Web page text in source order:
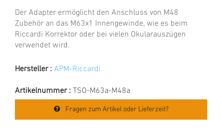
Der Adapter ermöglicht den Anschluss von M48
Zubehör an das M63x1 Innengewinde, wie es beim
Riccardi Korrektor oder bei vielen Okularauszügen
verwendet wird.
Hersteller : APM-Riccardi
Artikelnummer : TSO-M63a-M48a
Fragen zum Artikel oder Lieferzeit?